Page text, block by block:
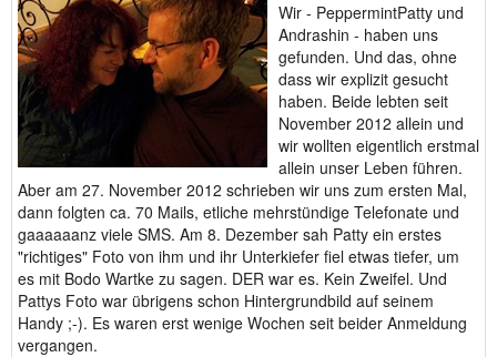
Wir - PeppermintPatty und
Andrashin - haben uns
gefunden. Und das, ohne
dass wir explizit gesucht
haben. Beide lebten seit
November 2012 allein und
wir wollten eigentlich erstmal
allein unser Leben führen.
Aber am 27. November 2012 schrieben wir uns zum ersten Mal,
dann folgten ca. 70 Mails, etliche mehrstündige Telefonate und
gaaaaaanz viele SMS. Am 8. Dezember sah Patty ein erstes
"richtiges" Foto von ihm und ihr Unterkiefer fiel etwas tiefer, um
es mit Bodo Wartke zu sagen. DER war es. Kein Zweifel. Und
Pattys Foto war übrigens schon Hintergrundbild auf seinem
Handy ;-). Es waren erst wenige Wochen seit beider Anmeldung
vergangen.